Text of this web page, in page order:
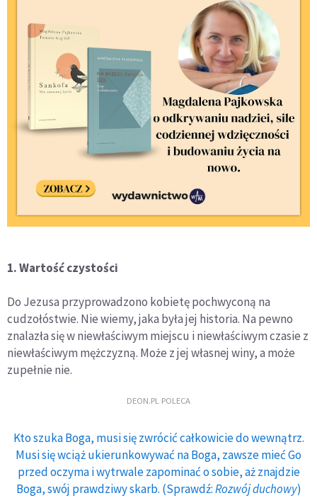
1. Wartość czystości
Do Jezusa przyprowadzono kobietę pochwyconą na
cudzołóstwie. Nie wiemy, jaka była jej historia. Na pewno
znalazła się w niewłaściwym miejscu i niewłaściwym czasie z
niewłaściwym mężczyzną. Może z jej własnej winy, a może
zupełnie nie.
DEON.PL POLECA
Kto szuka Boga, musi się zwrócić całkowicie do wewnątrz.
Musi się wciąż ukierunkowywać na Boga, zawsze mieć Go
przed oczyma i wytrwale zapominać o sobie, aż znajdzie
Boga, swój prawdziwy skarb. (Sprawdź:Rozwój duchowy)